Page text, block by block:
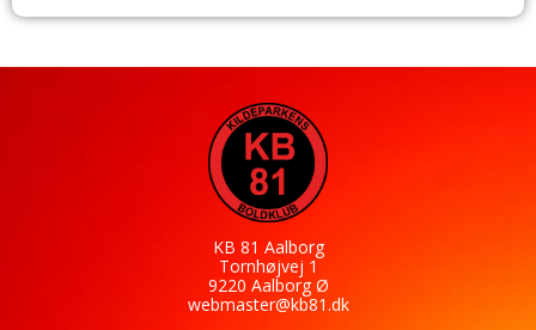
KB 81 Aalborg
Tornhøjvej 1
9220 Aalborg Ø
webmaster@kb81.dk